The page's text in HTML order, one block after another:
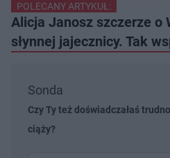
POLECANY ARTYKUŁ:
Alicja Janosz szczerze o
słynnej jajecznicy. Tak
Sonda
Czy Ty też doświadczałaś
ciąży?